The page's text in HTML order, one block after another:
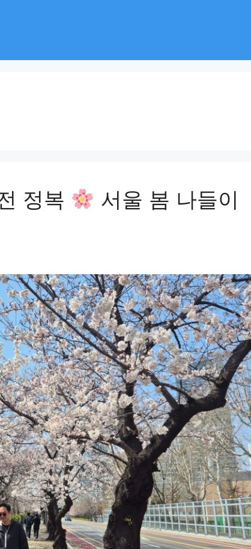
정복
서울 봄 나들이